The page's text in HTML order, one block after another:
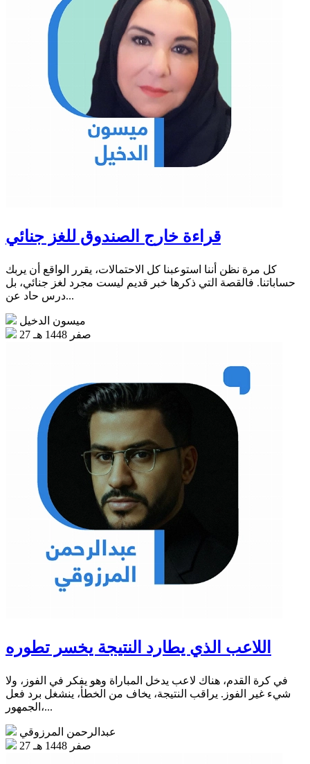
قراءة خارج الصندوق للغز جنائي
كل مرة نظن أننا استوعبنا كل الاحتمالات، يقرر الواقع أن يربك
حساباتنا. فالقصة التي ذكرها خبر قديم ليست مجرد لغز جنائي، بل
درس حاد عن...
ميسون الدخيل
27 صفر 1448 هـ
اللاعب الذي يطارد النتيجة يخسر تطوره
في كرة القدم، هناك لاعب يدخل المباراة وهو يفكر في الفوز، ولا
شيء غير الفوز. يراقب النتيجة، يخاف من الخطأ، ينشغل برد فعل
الجمهور،...
عبدالرحمن المرزوقي
27 صفر 1448 هـ